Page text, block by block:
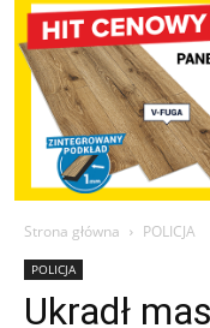
Strona główna POLICJA
POLICJA
Ukradł